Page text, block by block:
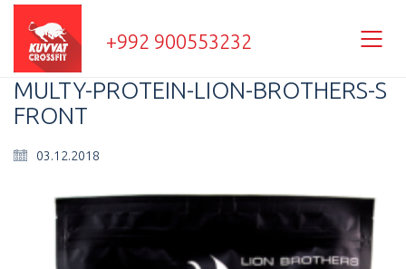
+992 900553232
MULTY-PROTEIN-LION-BROTHERS-S
FRONT
03.12.2018